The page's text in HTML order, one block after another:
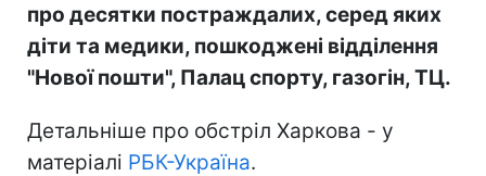
про десятки постраждалих, серед яких
діти та медики, пошкоджені відділення
"Нової пошти", Палац спорту, газогін, ТЦ.
Детальніше про обстріл Харкова - у
матеріалі РБК-Україна.